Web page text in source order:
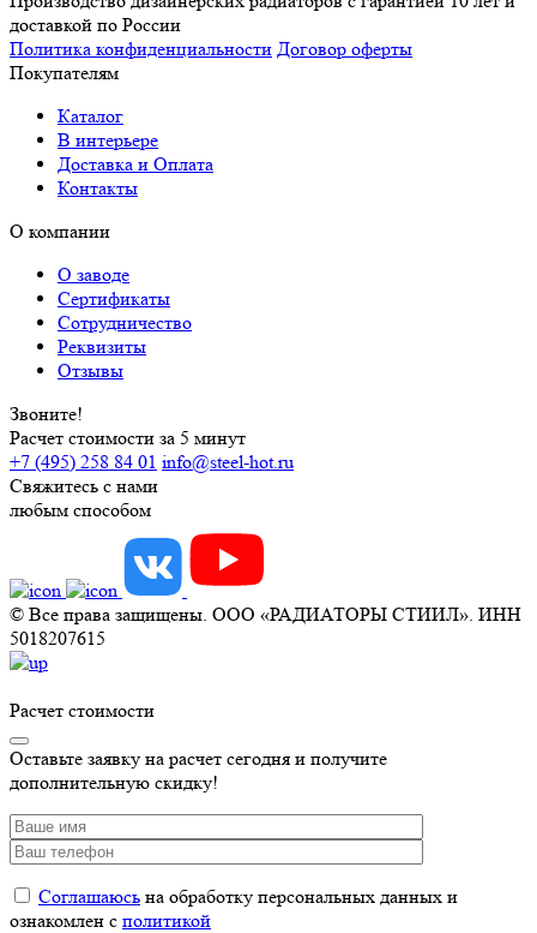
доставкой по России
Политика конфиденциальности Договор оферты
Покупателям
Каталог
В интерьере
Доставка и Оплата
Контакты
О компании
О заводе
Сертификаты
Сотрудничество
Реквизиты
Отзывы
Звоните!
Расчет стоимости за 5 минут
+7 (495) 258 84 01 info@steel-hot.ru
Свяжитесь с нами
любым способом
© Все права защищены. ООО «РАДИАТОРЫ СТИИЛ». ИНН
5018207615
Расчет стоимости
Оставьте заявку на расчет сегодня и получите
дополнительную скидку!
Соглашаюсь на обработку персональных данных и
ознакомлен с политикой